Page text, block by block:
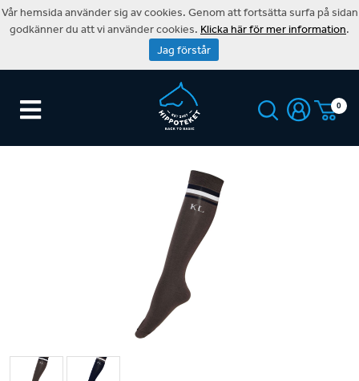
0
Vår hemsida använder sig av cookies. Genom att fortsätta surfa på sidan
godkänner du att vi använder cookies. Klicka här för mer information.
Jag förstår